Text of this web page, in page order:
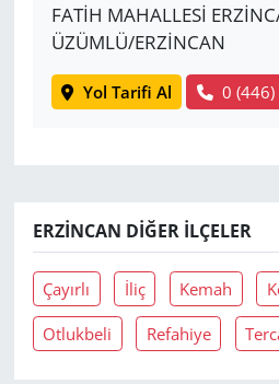
FATİH MAHALLESİ
ÜZÜMLÜ/ERZİNCAN
Yol Tarifi Al 0
ERZINCAN DIĞER İLÇELER
Çayırlı İliç Kemah
Otlukbeli Refahiye